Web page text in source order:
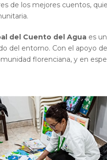
de los mejores cuentos,
del Cuento del Agua es
del entorno. Con el apoyo
florenciana, y en